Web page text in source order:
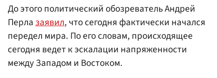
До этого политический обозреватель Андрей
Перлазаявил, что сегодня фактически начался
передел мира. По его словам, происходящее
сегодня ведет к эскалации напряженности
между Западом и Востоком.